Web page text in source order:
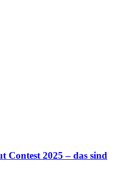
Contest 2025 – das sind